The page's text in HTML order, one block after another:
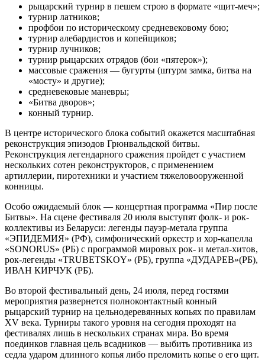
рыцарский турнир в пешем строю в формате «щит-меч»;
турнир латников;
профбои по историческому средневековому бою;
турнир алебардистов и копейщиков;
турнир лучников;
турнир рыцарских отрядов (бои «пятерок»);
массовые сражения — бугурты (штурм замка, битва на
«мосту» и другие);
средневековые маневры;
«Битва дворов»;
конный турнир.
В центре исторического блока событий окажется масштабная
реконструкция эпизодов Грюнвальдской битвы.
Реконструкция легендарного сражения пройдет с участием
нескольких сотен реконструкторов, с применением
артиллерии, пиротехники и участием тяжеловооруженной
конницы.
Особо ожидаемый блок — концертная программа «Пир после
Битвы». На сцене фестиваля 20 июля выступят фолк- и рок-
коллективы из Беларуси: легенды пауэр-метала группа
«ЭПИДЕМИЯ» (РФ), симфонический оркестр и хор-капелла
«SONORUS» (РБ) с программой мировых рок- и метал-хитов,
рок-легенды «TRUBETSKOY» (РБ), группа «ДУДАРЕВ»(РБ),
ИВАН КИРЧУК (РБ).
Во второй фестивальный день, 24 июля, перед гостями
мероприятия развернется полноконтактный конный
рыцарский турнир на цельнодеревянных копьях по правилам
XV века. Турниры такого уровня на сегодня проходят на
фестивалях лишь в нескольких странах мира. Во время
поединков главная цель всадников — выбить противника из
седла ударом длинного копья либо преломить копье о его щит.